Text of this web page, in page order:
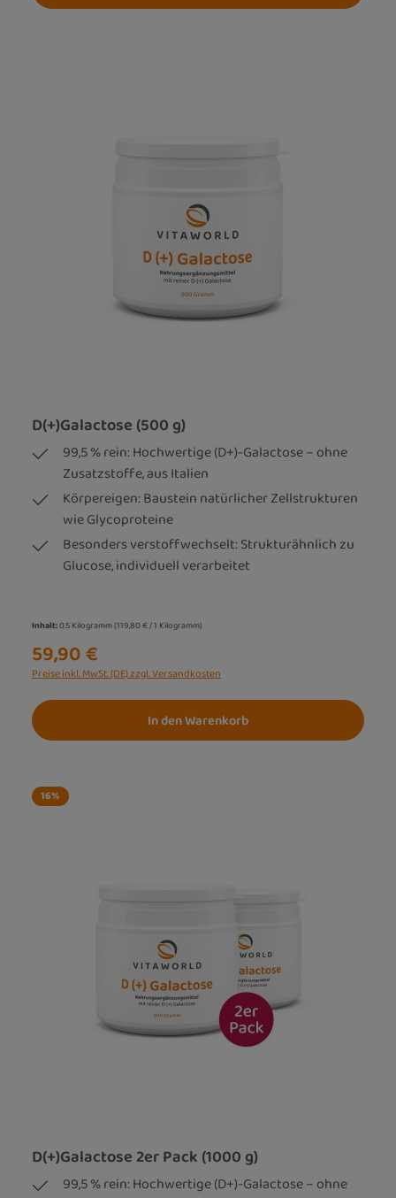
D(+)Galactose (500 g)
99,5 % rein: Hochwertige (D+)-Galactose – ohne
Zusatzstoffe, aus Italien
Körpereigen: Baustein natürlicher Zellstrukturen
wie Glycoproteine
Besonders verstoffwechselt: Strukturähnlich zu
Glucose, individuell verarbeitet
Inhalt:0.5 Kilogramm(119,80 € / 1 Kilogramm)
59,90 €
Preise inkl. MwSt. (DE) zzgl. Versandkosten
In den Warenkorb
16%
D(+)Galactose 2er Pack (1000 g)
99,5 % rein: Hochwertige (D+)-Galactose – ohne